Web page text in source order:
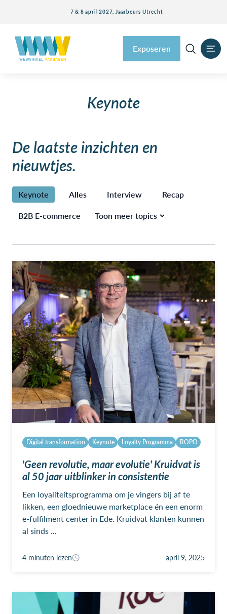
7 & 8 april 2027, Jaarbeurs Utrecht
Exposeren
Keynote
De laatste inzichten en
nieuwtjes.
Keynote Alles Interview
Recap
B2B E-commerce
Digital transformation Keynote Loyalty Programma ROPO
4 minuten lezen april 9, 2025
'Geen revolutie, maar evolutie' Kruidvat is
al 50 jaar uitblinker in consistentie
Een loyaliteitsprogramma om je vingers bij af te
likken, een gloednieuwe marketplace én een enorm
e-fulfilment center in Ede. Kruidvat klanten kunnen
al sinds ...